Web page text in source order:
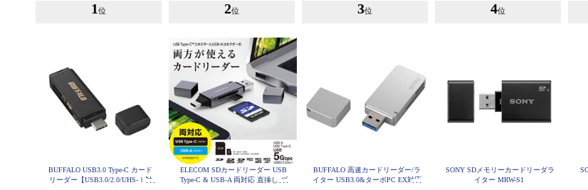
1 位
BUFFALO USB3.0 Type-C カード
リーダー【USB3.0/2.0/UHS-Ⅰ対
2位
ELECOM SDカードリーダー USB
Type-C & USB-A 両対応 直挿し ブ
3位
BUFFALO 高速カードリーダー/ラ
イター USB3.0&ターボPC EX対応
4位
SONY SDメモリーカードリーダラ
イター MRW-S1